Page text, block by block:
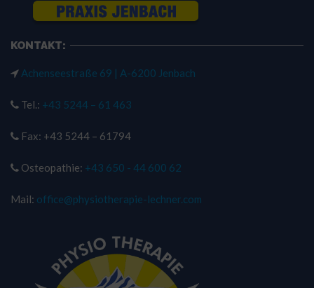
KONTAKT:
Achenseestraße 69 | A-6200 Jenbach
Tel.: +43 5244 – 61 463
Fax: +43 5244 – 61794
Osteopathie: +43 650 - 44 600 62
Mail: office@physiotherapie-lechner.com